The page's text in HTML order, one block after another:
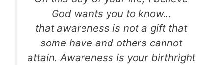
God wants you to know…
that awareness is not a gift that
some have and others cannot
attain. Awareness is your birthright